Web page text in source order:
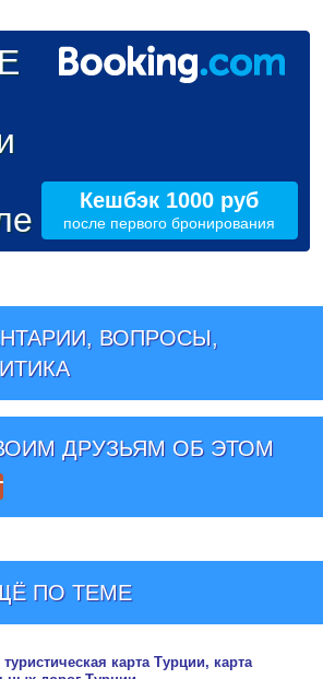
Кешбэк 1000 руб
после первого бронирования
ВОПРОСЫ,
ДРУЗЬЯМ ОБ ЭТОМ
ПО ТЕМЕ
карта Турции, карта